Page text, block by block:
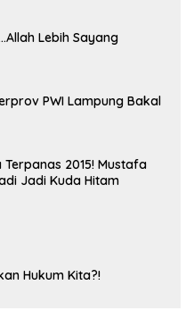
Lebih Sayang
PWI Lampung Bakal
2015! Mustafa
Jadi Kuda Hitam
Hukum Kita?!